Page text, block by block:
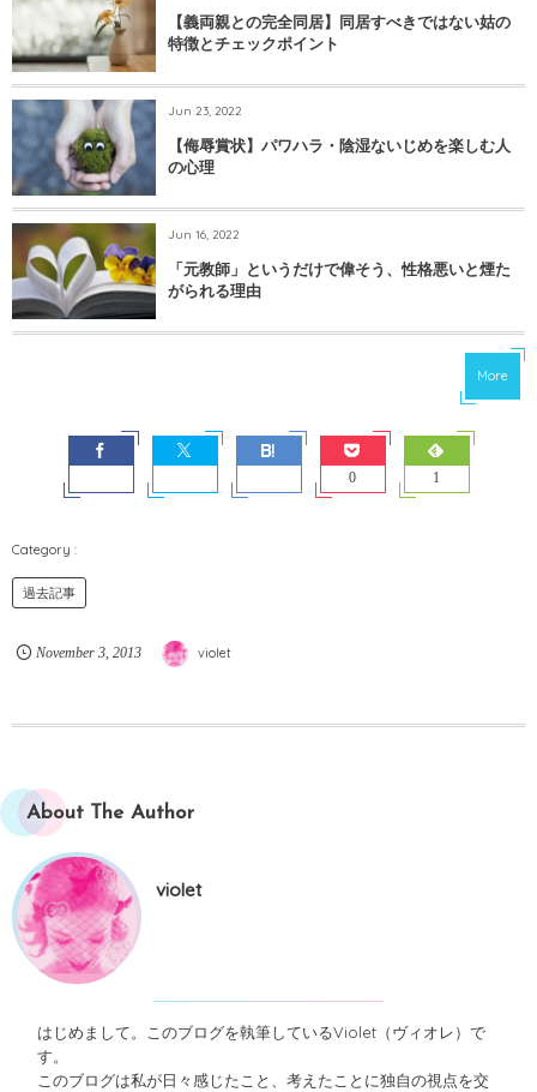
【義両親との完全同居】同居すべきではない姑の
特徴とチェックポイント
Jun 23, 2022
【侮辱賞状】パワハラ・陰湿ないじめを楽しむ人
の心理
Jun 16, 2022
「元教師」というだけで偉そう、性格悪いと煙た
がられる理由
More
0 1
過去記事
November 3, 2013 violet
About The Author
violet
はじめまして。このブログを執筆しているViolet（ヴィオレ）で
す。
このブログは私が日々感じたこと、考えたことに独自の視点を交